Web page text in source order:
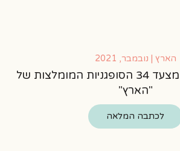
הארץ | נובמבר, 2021
היפות והנכונות: מצעד 34 הסופגניות המומלצות של
"הארץ"
לכתבה המלאה